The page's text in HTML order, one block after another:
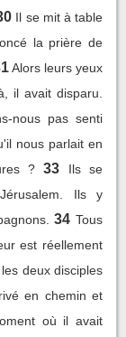
Il se mit à table
la prière de
Alors leurs yeux
il avait disparu.
nous pas senti
nous parlait en
? 33
Ils se
Ils y
34 Tous
est réellement
deux disciples
en chemin et
où il avait